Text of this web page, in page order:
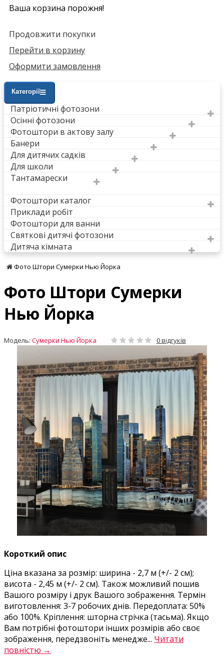
Ваша корзина порожня!
Продовжити покупки
Перейти в корзину
Оформити замовлення
Категорії
Патріотичні фотозони
Осінні фотозони
Фотоштори в актову залу
Банери
Для дитячих садків
Для школи
Тантамарески
Фотоштори каталог
Приклади робіт
Фотоштори для ванни
Святкові дитячі фотозони
Дитяча кімната
Фото Штори Сумерки Нью Йорка
Фото Штори Сумерки
Нью Йорка
Модель: Сумерки Нью Йорка 0 відгуків
Короткий опис
Ціна вказана за розмір: ширина - 2,7 м (+/- 2 см);
висота - 2,45 м (+/- 2 см). Також можливий пошив
Вашого розміру і друк Вашого зображення. Термін
виготовлення: 3-7 робочих днів. Передоплата: 50%
або 100%. Кріплення: шторна стрічка (тасьма). Якщо
Вам потрібні фотоштори інших розмірів або своє
зображення, передзвоніть менедже... Читати
повністю →